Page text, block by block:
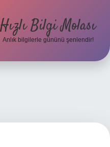
Hızlı Bilgi Molası
Anlık bilgilerle gününü şenlendir!